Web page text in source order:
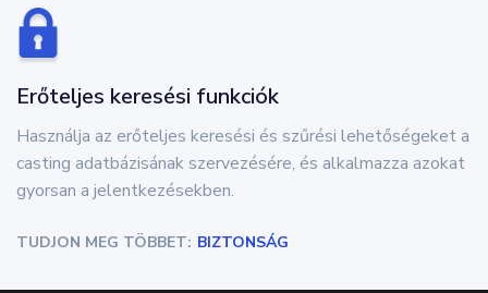
Erőteljes keresési funkciók
Használja az erőteljes keresési és szűrési lehetőségeket a
casting adatbázisának szervezésére, és alkalmazza azokat
gyorsan a jelentkezésekben.
TUDJON MEG TÖBBET: BIZTONSÁG